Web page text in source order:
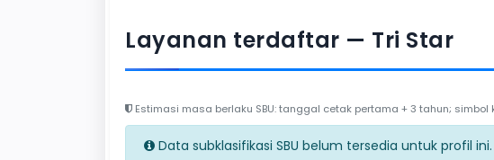
Layanan terdaftar — Tri Star
Estimasi masa berlaku SBU: tanggal cetak pertama + 3 tahun;
Data subklasifikasi SBU belum tersedia untuk profil ini.